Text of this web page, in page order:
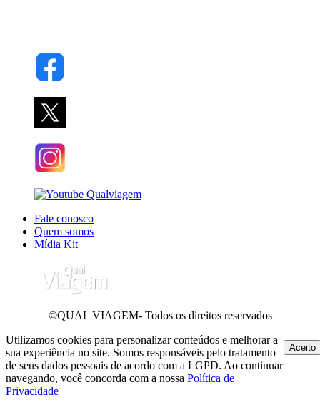
Fale conosco
Quem somos
Mídia Kit
©QUAL VIAGEM- Todos os direitos reservados
Utilizamos cookies para personalizar conteúdos e melhorar a
sua experiência no site. Somos responsáveis pelo tratamento
de seus dados pessoais de acordo com a LGPD. Ao continuar
navegando, você concorda com a nossa Política de
Privacidade
Aceito